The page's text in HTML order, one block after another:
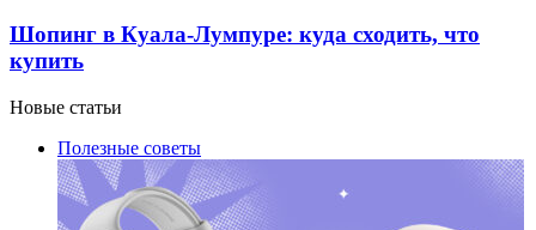
Шопинг в Куала-Лумпуре: куда сходить, что
купить
Новые статьи
Полезные советы